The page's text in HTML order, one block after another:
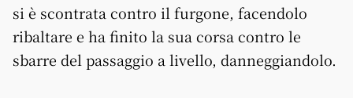
si è scontrata contro il furgone, facendolo
ribaltare e ha finito la sua corsa contro le
sbarre del passaggio a livello, danneggiandolo.